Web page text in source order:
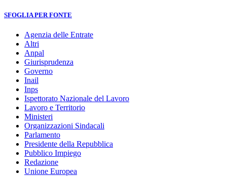
SFOGLIA PER FONTE
Agenzia delle Entrate
Altri
Anpal
Giurisprudenza
Governo
Inail
Inps
Ispettorato Nazionale del Lavoro
Lavoro e Territorio
Ministeri
Organizzazioni Sindacali
Parlamento
Presidente della Repubblica
Pubblico Impiego
Redazione
Unione Europea